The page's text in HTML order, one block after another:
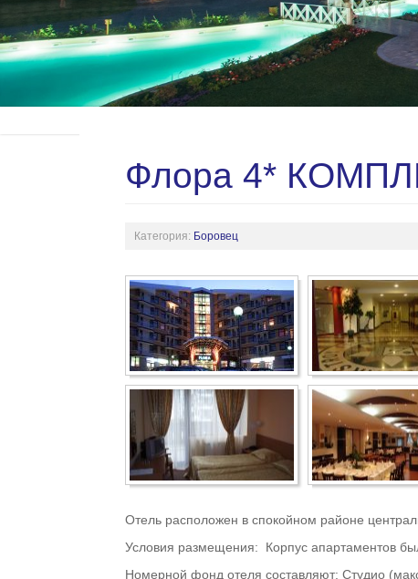
Флора 4*
Категория: Боровец
Отель расположен в спокойном районе
Условия размещения: Корпус апартаментов
Номерной фонд отеля составляют: Студио